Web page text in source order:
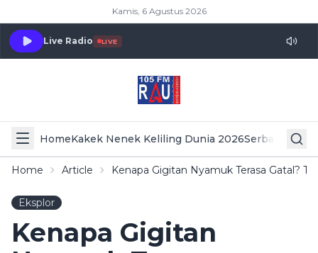
Kamis, 6 Agustus 2026
Live Radio LIVE
HomeKakek Nenek Keliling Dunia 2026Serba Serbi
Home Article Kenapa Gigitan Nyamuk Terasa Gatal?
Eksplor
Kenapa Gigitan